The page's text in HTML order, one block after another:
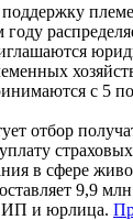
с 5
отбор
в сфере
9,9
ИП и юрлица.